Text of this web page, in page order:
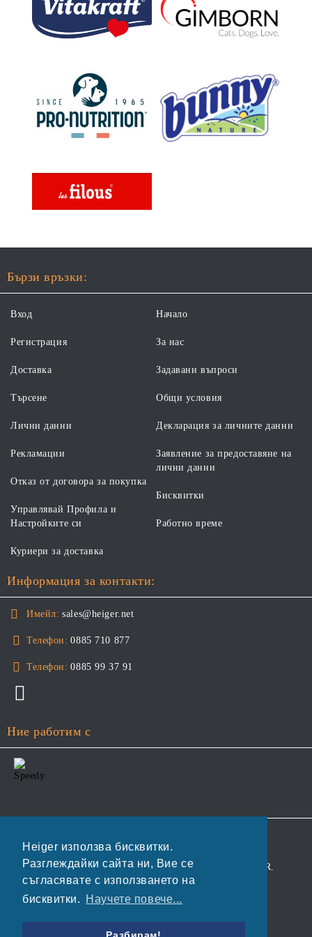
Heiger използва бисквитки.
Разглеждайки сайта ни, Вие се
съгласявате с използването на
бисквитки.
Научете повече...
СЪСТАВКИ И ХРАНИ
Бързи връзки:
Вход
Регистрация
Доставка
Търсене
Начало
За нас
Задавани въпроси
Общи условия
Лични данни
Рекламации
Отказ от договора за покупка
Управлявай Профила и
Настройките си
Декларация за личните данни
Заявление за предоставяне на
лични данни
Бисквитки
Работно време
Куриери за доставка
Информация за контакти:
Имейл: sales@heiger.net
Телефон: 0885 710 877
Телефон: 0885 99 37 91
Ние работим с
Нашият онлайн магазин е 100% съобразен с GDPR.
Прочетете нашата политика
Моите лични данни